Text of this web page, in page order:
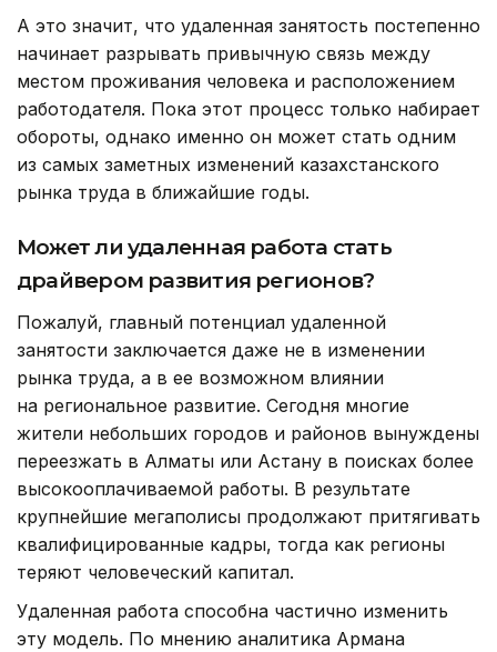
А это значит, что удаленная занятость постепенно
начинает разрывать привычную связь между
местом проживания человека и расположением
работодателя. Пока этот процесс только набирает
обороты, однако именно он может стать одним
из самых заметных изменений казахстанского
рынка труда в ближайшие годы.
Может ли удаленная работа стать
драйвером развития регионов?
Пожалуй, главный потенциал удаленной
занятости заключается даже не в изменении
рынка труда, а в ее возможном влиянии
на региональное развитие. Сегодня многие
жители небольших городов и районов вынуждены
переезжать в Алматы или Астану в поисках более
высокооплачиваемой работы. В результате
крупнейшие мегаполисы продолжают притягивать
квалифицированные кадры, тогда как регионы
теряют человеческий капитал.
Удаленная работа способна частично изменить
эту модель. По мнению аналитика Армана